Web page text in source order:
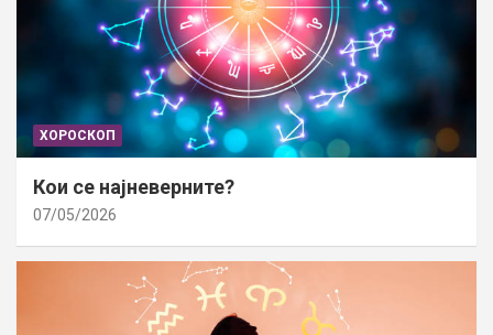
ХОРОСКОП
Кои се најневерните?
07/05/2026